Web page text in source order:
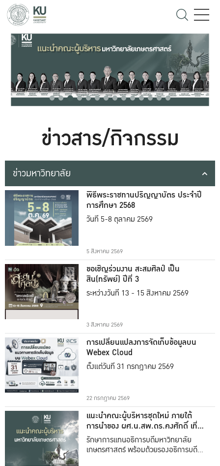
ข่าวสาร/กิจกรรม
ข่าวมหาวิทยาลัย
พิธีพระราชทานปริญญาบัตร ประจำปี
การศึกษา 2568
วันที่ 5-8 ตุลาคม 2569
5 สิงหาคม 2569
ขอเชิญร่วมงาน สะสมศิลป์ เป็น
สิน(ทรัพย์) ปีที่ 3
ระหว่างวันที่ 13 - 15 สิงหาคม 2569
3 สิงหาคม 2569
การเปลี่ยนแปลงการจัดเก็บข้อมูลบน
Webex Cloud
ตั้งแต่วันที่ 31 กรกฎาคม 2569
22 กรกฎาคม 2569
แนะนำคณะผู้บริหารชุดใหม่ ภายใต้
การนำของ ผศ.น.สพ.ดร.คงศักดิ์ เที่ยง
ธรรม
รักษาการแทนอธิการบดีมหาวิทยาลัย
เกษตรศาสตร์ พร้อมด้วยรองอธิการบดีทั้ง